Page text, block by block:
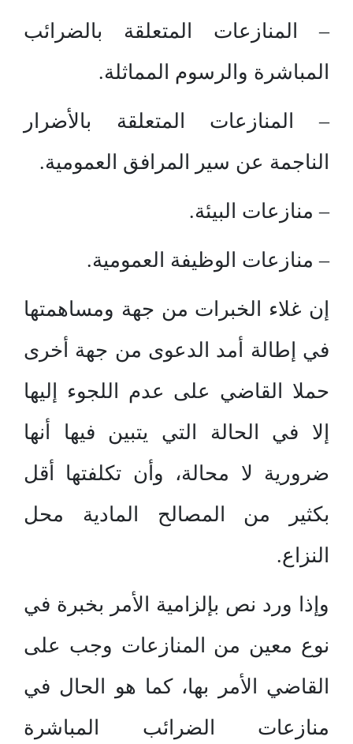
– المنازعات المتعلقة بالضرائب
المباشرة والرسوم المماثلة.
– المنازعات المتعلقة بالأضرار
الناجمة عن سير المرافق العمومية.
– منازعات البيئة.
– منازعات الوظيفة العمومية.
إن غلاء الخبرات من جهة ومساهمتها
في إطالة أمد الدعوى من جهة أخرى
حملا القاضي على عدم اللجوء إليها
إلا في الحالة التي يتبين فيها أنها
ضرورية لا محالة، وأن تكلفتها أقل
بكثير من المصالح المادية محل
النزاع.
وإذا ورد نص بإلزامية الأمر بخبرة في
نوع معين من المنازعات وجب على
القاضي الأمر بها، كما هو الحال في
منازعات الضرائب المباشرة